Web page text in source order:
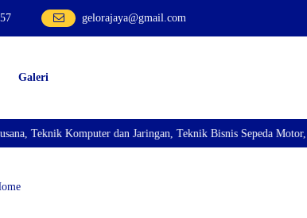
gelorajaya@gmail.com
Galeri
Komputer dan Jaringan, Teknik Bisnis Sepeda Motor,